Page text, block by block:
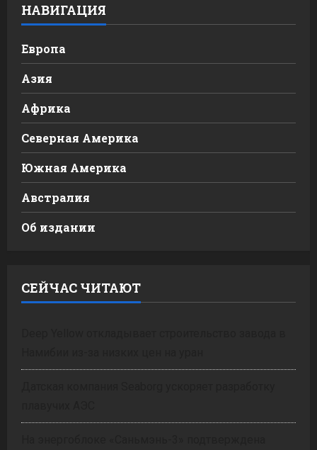
НАВИГАЦИЯ
Европа
Азия
Африка
Северная Америка
Южная Америка
Австралия
Об издании
СЕЙЧАС ЧИТАЮТ